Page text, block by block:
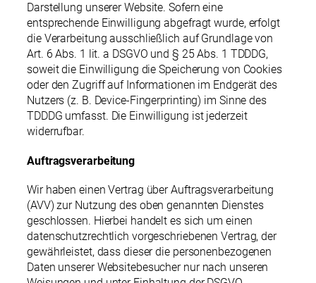
Darstellung unserer Website. Sofern eine
entsprechende Einwilligung abgefragt wurde, erfolgt
die Verarbeitung ausschließlich auf Grundlage von
Art. 6 Abs. 1 lit. a DSGVO und § 25 Abs. 1 TDDDG,
soweit die Einwilligung die Speicherung von Cookies
oder den Zugriff auf Informationen im Endgerät des
Nutzers (z. B. Device-Fingerprinting) im Sinne des
TDDDG umfasst. Die Einwilligung ist jederzeit
widerrufbar.
Auftragsverarbeitung
Wir haben einen Vertrag über Auftragsverarbeitung
(AVV) zur Nutzung des oben genannten Dienstes
geschlossen. Hierbei handelt es sich um einen
datenschutzrechtlich vorgeschriebenen Vertrag, der
gewährleistet, dass dieser die personenbezogenen
Daten unserer Websitebesucher nur nach unseren